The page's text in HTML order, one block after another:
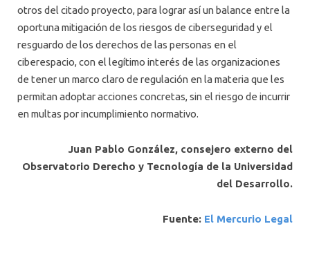
otros del citado proyecto, para lograr así un balance entre la
oportuna mitigación de los riesgos de ciberseguridad y el
resguardo de los derechos de las personas en el
ciberespacio, con el legítimo interés de las organizaciones
de tener un marco claro de regulación en la materia que les
permitan adoptar acciones concretas, sin el riesgo de incurrir
en multas por incumplimiento normativo.
Juan Pablo González, consejero externo del
Observatorio Derecho y Tecnología de la Universidad
del Desarrollo.
Fuente: El Mercurio Legal